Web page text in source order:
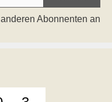
Abonnenten an